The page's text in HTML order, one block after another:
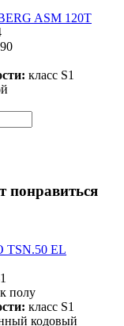
ASM 120T
класс S1
понравиться
TSN.50 EL
полу
класс S1
кодовый